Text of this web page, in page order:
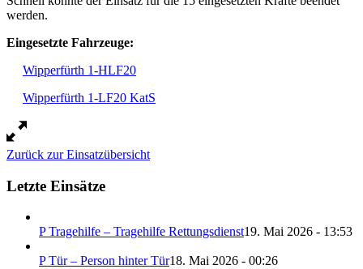
werden.
Eingesetzte Fahrzeuge:
Wipperfürth 1-HLF20
Wipperfürth 1-LF20 KatS
Zurück zur Einsatzübersicht
Letzte Einsätze
P Tragehilfe – Tragehilfe Rettungsdienst19. Mai 2026 - 13:53
P Tür – Person hinter Tür18. Mai 2026 - 00:26